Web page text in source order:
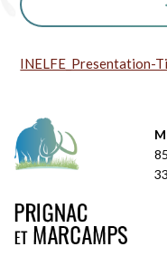
INELFE_Presentation-